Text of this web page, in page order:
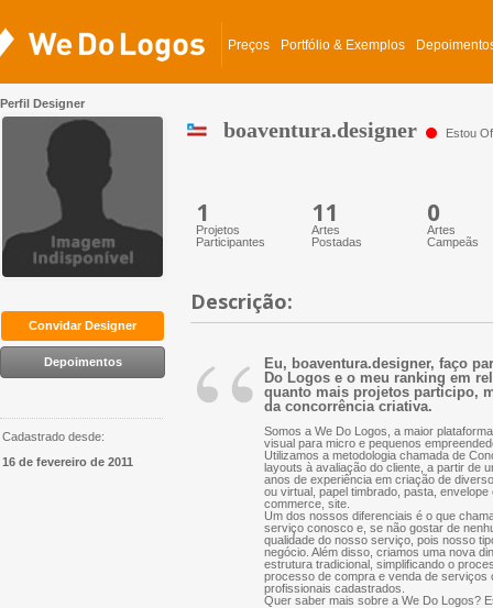
Preços Portfólio & Exemplos
Convidar Designer
Depoimentos
Cadastrado desde:
16 de fevereiro de 2011
boaventura.designer Estou
Perfil Designer
1
Projetos
Participantes
11
Artes
Postadas
0
Artes
Campeãs
Descrição:
“
Eu, boaventura.designer, faço
Do Logos e o meu ranking em
quanto mais projetos participo,
da concorrência criativa.
Somos a We Do Logos, a maior
visual para micro e pequenos
Utilizamos a metodologia chamada de
layouts à avaliação do cliente, a partir de
anos de experiência em criação de
ou virtual, papel timbrado, pasta,
commerce, site.
Um dos nossos diferenciais é o que
serviço conosco e, se não gostar de
qualidade do nosso serviço, pois nosso
negócio. Além disso, criamos uma nova
estrutura tradicional, simplificando o
processo de compra e venda de serviços
profissionais cadastrados.
Quer saber mais sobre a We Do Logos?